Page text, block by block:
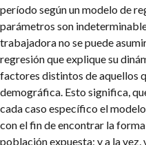
período según un modelo de
parámetros son
trabajadora no se puede
regresión que explique su
factores distintos de aquellos
demográfica. Esto significa,
cada caso específico el
con el fin de encontrar la
población expuesta; y a la